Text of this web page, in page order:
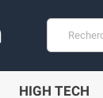
HIGH TECH